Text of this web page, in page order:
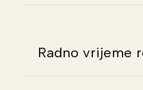
Radno vrijeme